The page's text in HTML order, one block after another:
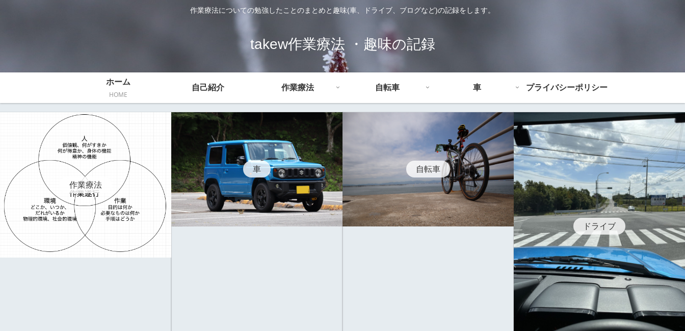
作業療法についての勉強したことのまとめと趣味(車、ドライブ、ブログなど)の記録をします。
takew作業療法 ・趣味の記録
ホーム
HOME
自己紹介 作業療法 自転車 車 プライバシーポリシー
作業療法
車 自転車
ドライブ